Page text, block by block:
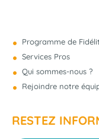
Programme de
Services Pros
Qui sommes-nous ?
Rejoindre notre
RESTEZ